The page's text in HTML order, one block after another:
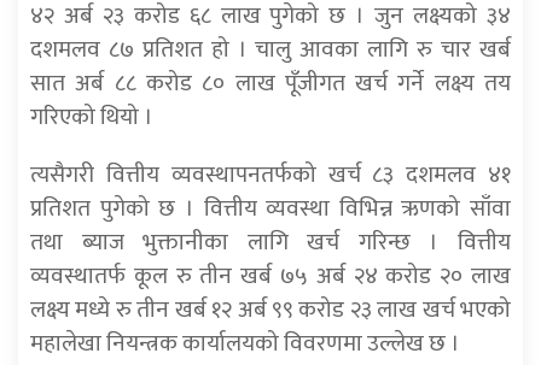
४२ अर्ब २३ करोड ६८ लाख पुगेको छ । जुन लक्ष्यको ३४
दशमलव ८७ प्रतिशत हो । चालु आवका लागि रु चार खर्ब
सात अर्ब ८८ करोड ८० लाख पूँजीगत खर्च गर्ने लक्ष्य तय
गरिएको थियो ।
त्यसैगरी वित्तीय व्यवस्थापनतर्फको खर्च ८३ दशमलव ४१
प्रतिशत पुगेको छ । वित्तीय व्यवस्था विभिन्न ऋणको साँवा
तथा ब्याज भुक्तानीका लागि खर्च गरिन्छ । वित्तीय
व्यवस्थातर्फ कूल रु तीन खर्ब ७५ अर्ब २४ करोड २० लाख
लक्ष्य मध्ये रु तीन खर्ब १२ अर्ब ९९ करोड २३ लाख खर्च भएको
महालेखा नियन्त्रक कार्यालयको विवरणमा उल्लेख छ ।